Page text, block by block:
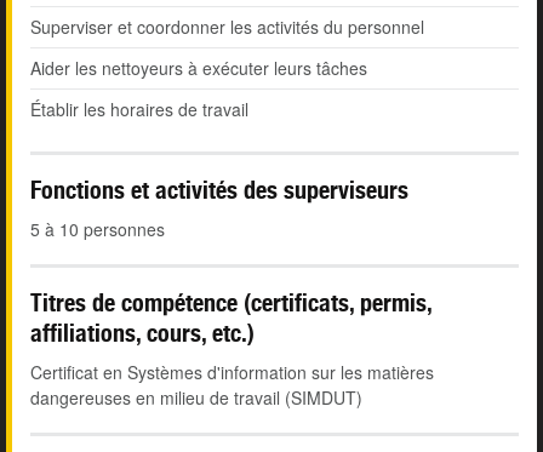
Superviser et coordonner les activités du personnel
Aider les nettoyeurs à exécuter leurs tâches
Établir les horaires de travail
Fonctions et activités des superviseurs
5 à 10 personnes
Titres de compétence (certificats, permis,
affiliations, cours, etc.)
Certificat en Systèmes d'information sur les matières
dangereuses en milieu de travail (SIMDUT)